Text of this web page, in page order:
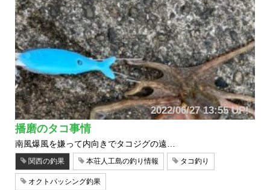
2022/06/27 13:55 UP!
播磨のタコ事情
南風爆風を嫌って内向きでタコジグの遠…
関西の釣果 本荘人工島の釣り情報 タコ釣り
オクトパッシング釣果